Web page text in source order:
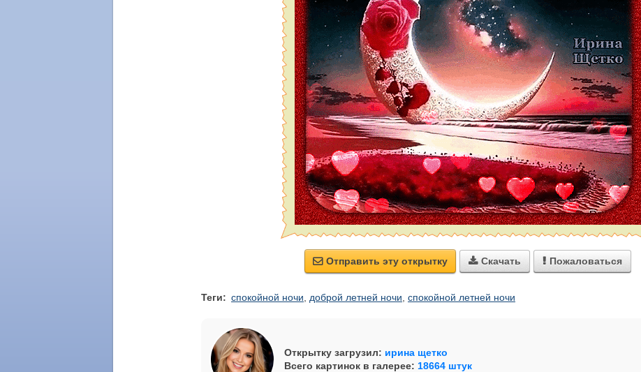
 Отправить эту открытку  Скачать  Пожаловаться
Теги: спокойной ночи доброй летней ночи спокойной летней ночи
Открытку загрузил: ирина щетко
Всего картинок в галерее: 18664 штук